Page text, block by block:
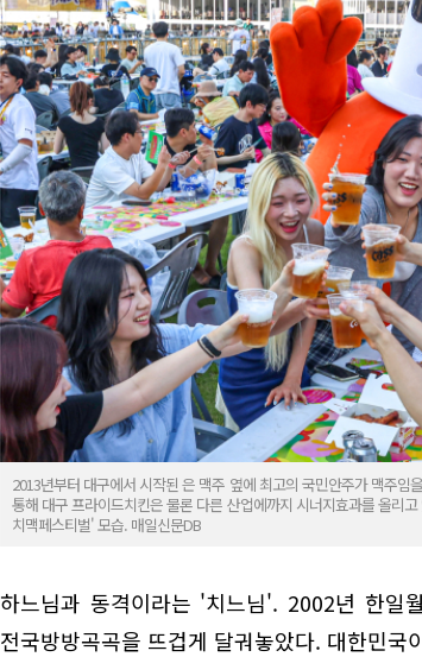
2013년부터 대구에서 시작된 은 맥주 옆에 최고의 국민안주가 맥주
통해 대구 프라이드치킨은 물론 다른 산업에까지 시너지효과를 올리
치맥페스티벌' 모습. 매일신문DB
하느님과 동격이라는 '치느님'. 2002년 한일
전국방방곡곡을 뜨겁게 달궈놓았다. 대한민